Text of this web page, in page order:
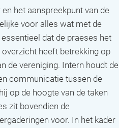
het aanspreekpunt van de
voor alles wat met de
dat de praeses het
heeft betrekking op
de vereniging. Intern houdt de
communicatie tussen de
op de hoogte van de taken
zit bovendien de
voor. In het kader